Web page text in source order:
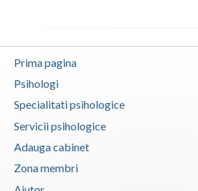
Prima pagina
Psihologi
Specialitati psihologice
Servicii psihologice
Adauga cabinet
Zona membri